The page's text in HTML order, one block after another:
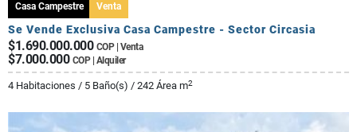
Casa Campestre Venta
Se Vende Exclusiva Casa Campestre - Sector Circasia
$1.690.000.000 COP | Venta
$7.000.000 COP | Alquiler
4 Habitaciones / 5 Baño(s) / 242 Área m2